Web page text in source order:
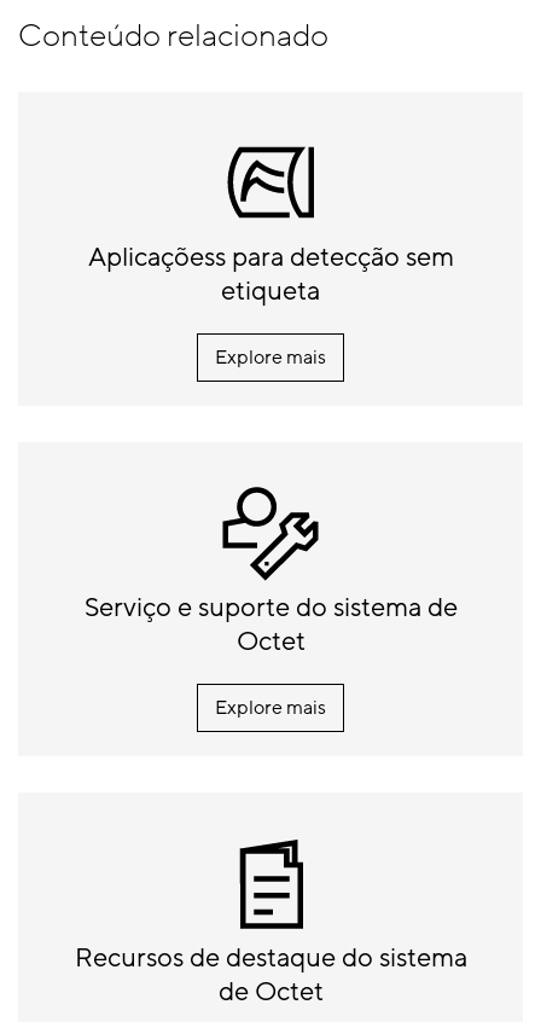
Conteúdo relacionado
Aplicaçõess para detecção sem
etiqueta
Explore mais
Serviço e suporte do sistema de
Octet
Explore mais
Recursos de destaque do sistema
de Octet